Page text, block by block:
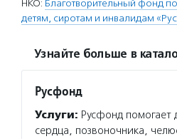
НКО: Благотворительный фонд
детям, сиротам и инвалидам
Узнайте больше в
Русфонд
Услуги: Русфонд помогает
сердца, позвоночника,